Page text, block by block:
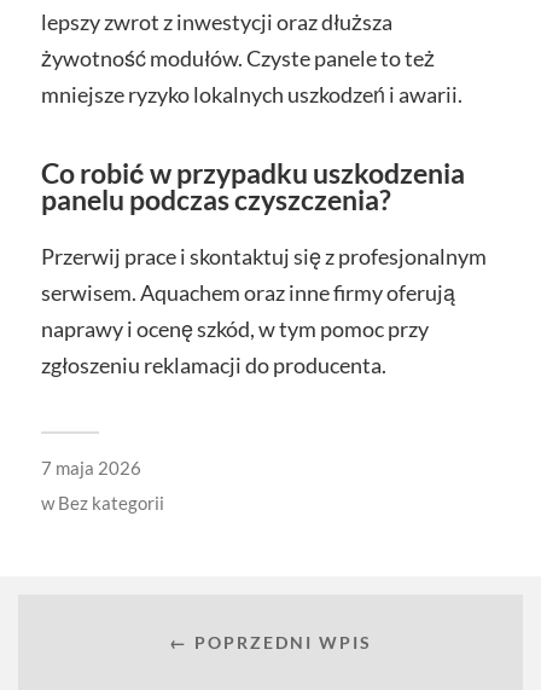
lepszy zwrot z inwestycji oraz dłuższa
żywotność modułów. Czyste panele to też
mniejsze ryzyko lokalnych uszkodzeń i awarii.
Co robić w przypadku uszkodzenia
panelu podczas czyszczenia?
Przerwij prace i skontaktuj się z profesjonalnym
serwisem. Aquachem oraz inne firmy oferują
naprawy i ocenę szkód, w tym pomoc przy
zgłoszeniu reklamacji do producenta.
7 maja 2026
wBez kategorii
← POPRZEDNI WPIS